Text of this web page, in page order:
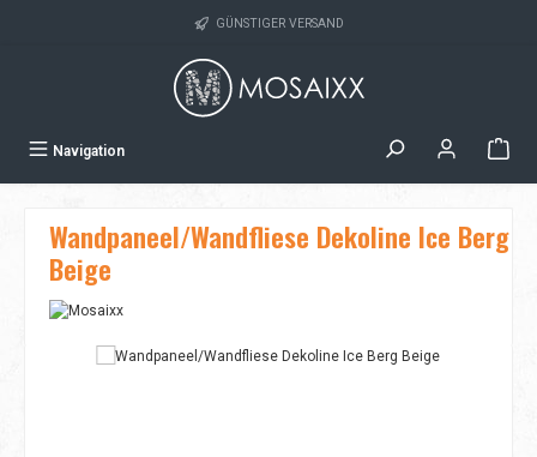
GÜNSTIGER VERSAND
Navigation
Wandpaneel/Wandfliese Dekoline Ice Berg
Beige
Bildergalerie überspringen